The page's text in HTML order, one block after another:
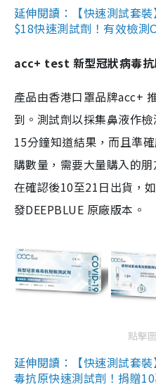
延伸閱讀：【快速測試套
$18快速測試劑！有效檢
acc+ test 新型冠狀病毒抗
產品由香港口罩品牌acc+
到。測試劑以採集鼻液作
15分鐘知道結果，而且準
購數量，需要大量購入的
在確認後10至21日出貨，
發DEEPBLUE 原廠版本。
點擊
延伸閱讀：【快速測試套
毒抗原快速測試劑！捐贈